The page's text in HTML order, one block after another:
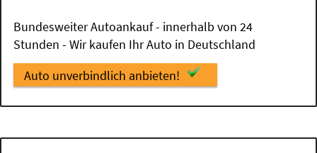
Bundesweiter Autoankauf - innerhalb von 24
Stunden - Wir kaufen Ihr Auto in Deutschland
Auto unverbindlich anbieten!